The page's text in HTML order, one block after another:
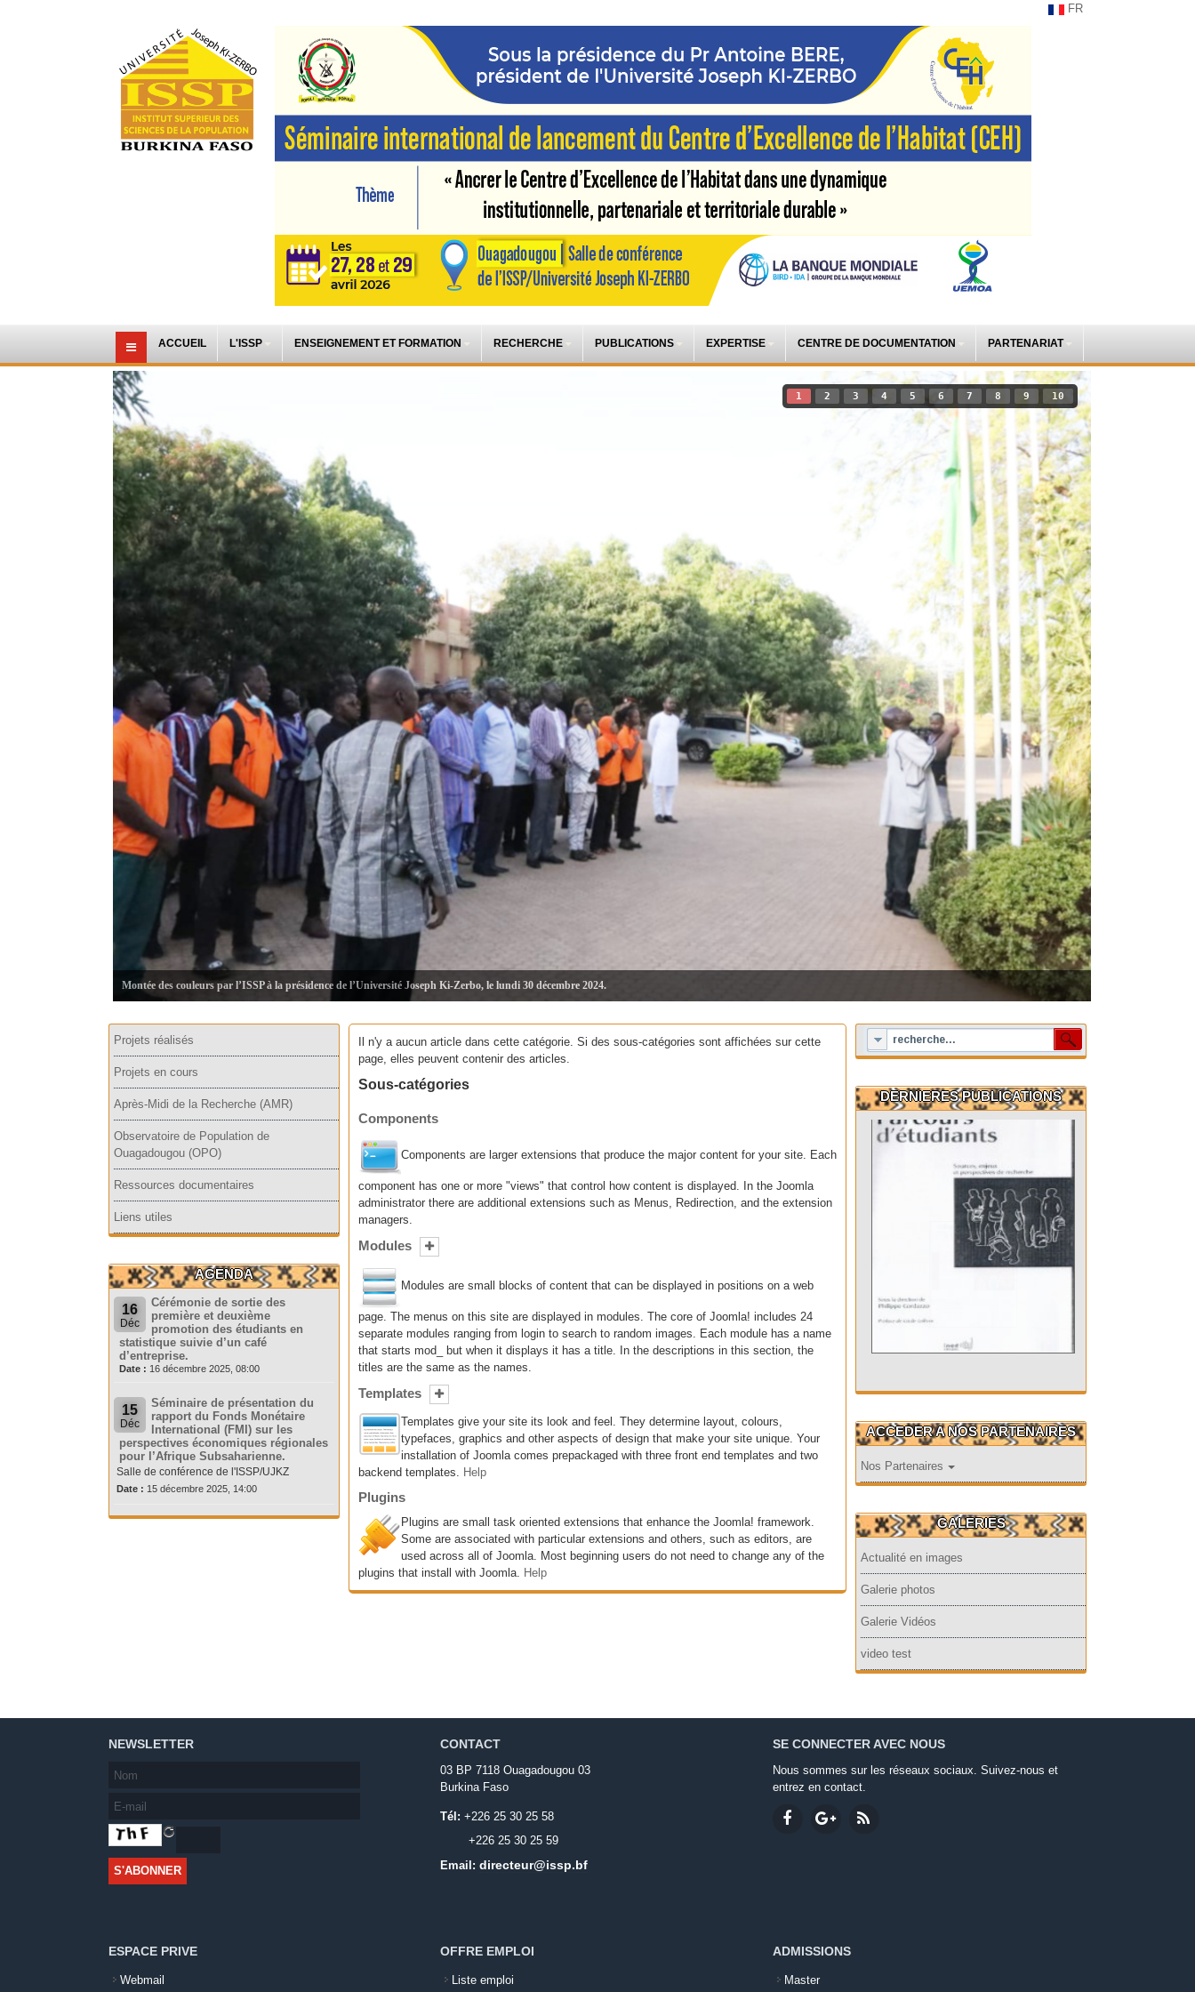
FR
ACCUEIL L'ISSP ENSEIGNEMENT ET FORMATION RECHERCHE PUBLICATIONS EXPERTISE CENTRE DE DOCUMENTATION PARTENARIAT
1 2 3 4 5 6 7 8 9 10
Montée des couleurs par l’ISSP à la présidence de l’Université Joseph Ki-Zerbo, le lundi 30 décembre 2024.
Il n'y a aucun article dans cette catégorie. Si des sous-catégories sont affichées sur cette
page, elles peuvent contenir des articles.
Sous-catégories
Components
Components are larger extensions that produce the major content for your site. Each
component has one or more "views" that control how content is displayed. In the Joomla
administrator there are additional extensions such as Menus, Redirection, and the extension
managers.
Modules
Modules are small blocks of content that can be displayed in positions on a web
page. The menus on this site are displayed in modules. The core of Joomla! includes 24
separate modules ranging from login to search to random images. Each module has a name
that starts mod_ but when it displays it has a title. In the descriptions in this section, the
titles are the same as the names.
Templates
Templates give your site its look and feel. They determine layout, colours,
typefaces, graphics and other aspects of design that make your site unique. Your
installation of Joomla comes prepackaged with three front end templates and two
backend templates. Help
Plugins
Plugins are small task oriented extensions that enhance the Joomla! framework.
Some are associated with particular extensions and others, such as editors, are
used across all of Joomla. Most beginning users do not need to change any of the
plugins that install with Joomla. Help
Projets réalisés
Projets en cours
Après-Midi de la Recherche (AMR)
Observatoire de Population de
Ouagadougou (OPO)
Ressources documentaires
Liens utiles
AGENDA
16
Déc
Cérémonie de sortie des
première et deuxième
promotion des étudiants en
statistique suivie d’un café
d’entreprise.
Date : 16 décembre 2025, 08:00
15
Déc
Séminaire de présentation du
rapport du Fonds Monétaire
International (FMI) sur les
perspectives économiques régionales
pour l’Afrique Subsaharienne.
Salle de conférence de l'ISSP/UJKZ
Date : 15 décembre 2025, 14:00
DERNIERES PUBLICATIONS
ACCEDER A NOS PARTENAIRES
Nos Partenaires
GALERIES
Actualité en images
Galerie photos
Galerie Vidéos
video test
NEWSLETTER CONTACT
03 BP 7118 Ouagadougou 03
Burkina Faso
Tél:+226 25 30 25 58
+226 25 30 25 59
Email:directeur@issp.bf
SE CONNECTER AVEC NOUS
Nous sommes sur les réseaux sociaux. Suivez-nous et
entrez en contact.
ESPACE PRIVE
Webmail
OFFRE EMPLOI
Liste emploi
ADMISSIONS
Master